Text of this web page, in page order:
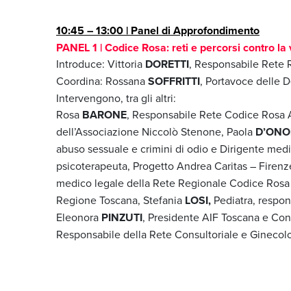
10:45 – 13:00 | Panel di Approfondimento
PANEL 1 | Codice Rosa: reti e percorsi contro
Introduce: Vittoria DORETTI, Responsabile Rete
Coordina: RossanaSOFFRITTI, Portavoce delle
Intervengono, tra gli altri:
Rosa BARONE, Responsabile Rete Codice Rosa
dell’Associazione Niccolò Stenone, Paola
abuso sessuale e crimini di odio e Dirigente
psicoterapeuta, Progetto Andrea Caritas –
medico legale della Rete Regionale Codice
Regione Toscana, Stefania LOSI, Pediatra,
Eleonora PINZUTI, Presidente AIF Toscana e
Responsabile della Rete Consultoriale e